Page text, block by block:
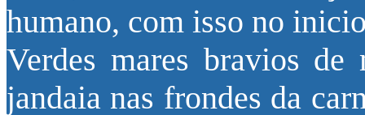
humano, com isso no
Verdes mares bravios
jandaia nas frondes da